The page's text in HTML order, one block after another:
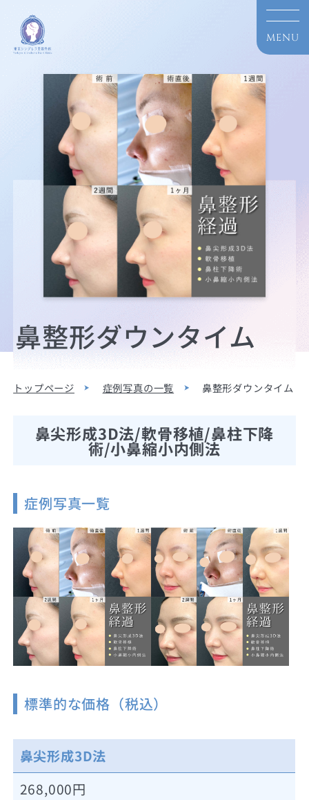
鼻整形ダウンタイム
トップページ 症例写真の一覧 鼻整形ダウンタイム
鼻尖形成3D法/軟骨移植/鼻柱下降
術/小鼻縮小内側法
症例写真一覧
標準的な価格（税込）
鼻尖形成3D法
268,000円